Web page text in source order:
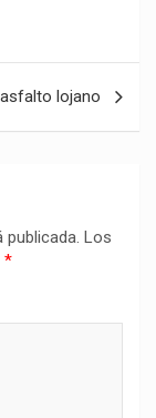
lojano
Los
*